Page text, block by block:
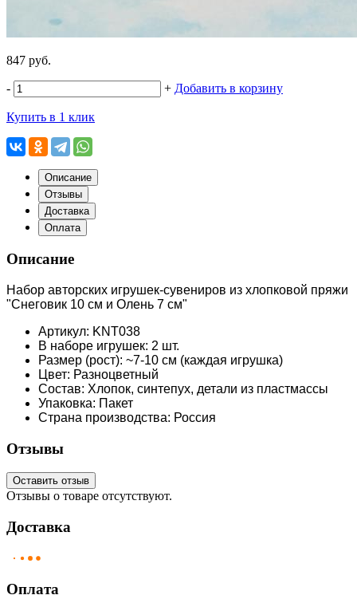
847 руб.
- + Добавить в корзину
Купить в 1 клик
Описание
Отзывы
Доставка
Оплата
Описание
Набор авторских игрушек-сувениров из хлопковой пряжи
"Снеговик 10 см и Олень 7 см"
Артикул: KNT038
В наборе игрушек: 2 шт.
Размер (рост): ~7-10 см (каждая игрушка)
Цвет: Разноцветный
Состав: Хлопок, синтепух, детали из пластмассы
Упаковка: Пакет
Страна производства: Россия
Отзывы
Оставить отзыв
Отзывы о товаре отсутствуют.
Доставка
Оплата